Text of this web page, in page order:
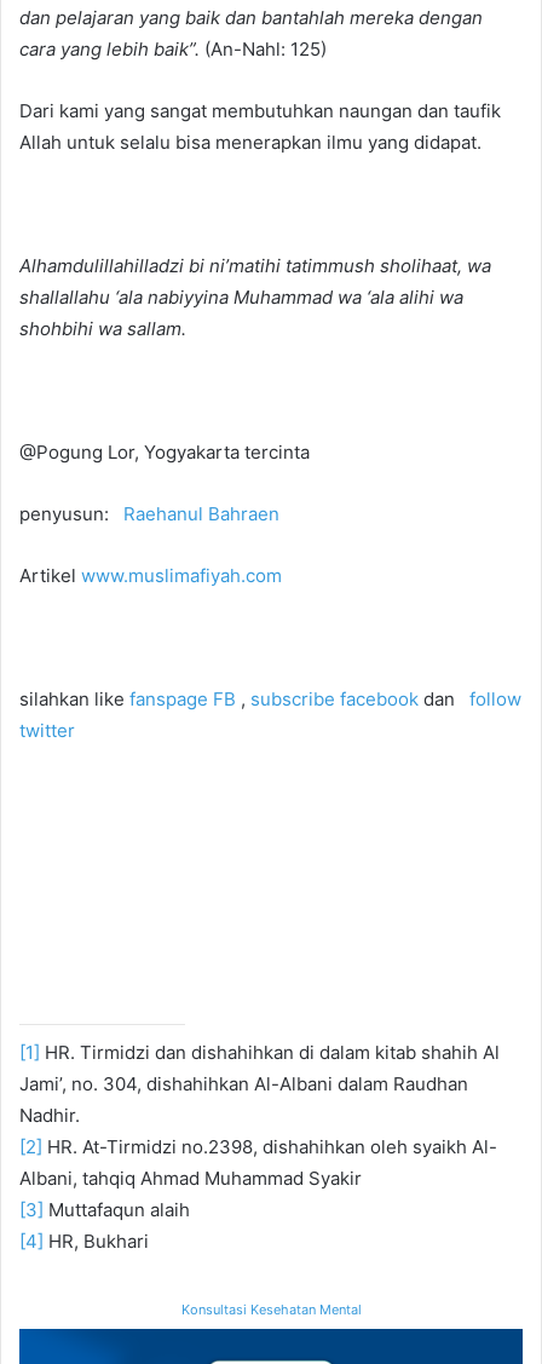
dan pelajaran yang baik dan bantahlah mereka dengan
cara yang lebih baik”. (An-Nahl: 125)
Dari kami yang sangat membutuhkan naungan dan taufik
Allah untuk selalu bisa menerapkan ilmu yang didapat.
Alhamdulillahilladzi bi ni’matihi tatimmush sholihaat, wa
shallallahu ‘ala nabiyyina Muhammad wa ‘ala alihi wa
shohbihi wa sallam.
@Pogung Lor, Yogyakarta tercinta
penyusun: Raehanul Bahraen
Artikel www.muslimafiyah.com
silahkan like fanspage FB , subscribe facebook dan
follow
twitter
[1] HR. Tirmidzi dan dishahihkan di dalam kitab shahih Al
Jami’, no. 304, dishahihkan Al-Albani dalam Raudhan
Nadhir.
[2] HR. At-Tirmidzi no.2398, dishahihkan oleh syaikh Al-
Albani, tahqiq Ahmad Muhammad Syakir
[3] Muttafaqun alaih
[4] HR, Bukhari
Konsultasi Kesehatan Mental